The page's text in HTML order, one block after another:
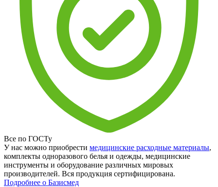
Все по ГОСТу
У нас можно приобрести медицинские расходные материалы,
комплекты одноразового белья и одежды, медицинские
инструменты и оборудование различных мировых
производителей. Вся продукция сертифицирована.
Подробнее о Базисмед